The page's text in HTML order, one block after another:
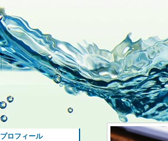
プロフィール